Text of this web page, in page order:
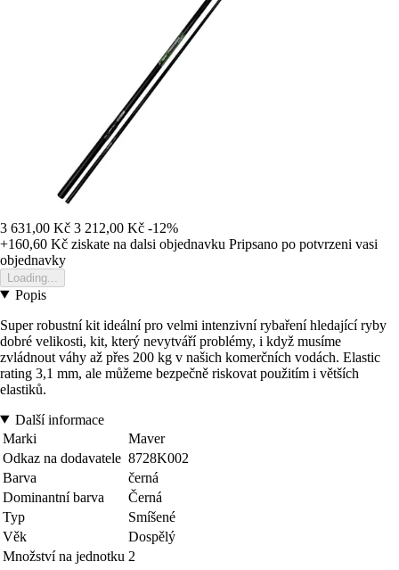
3 631,00 Kč 3 212,00 Kč -12%
+160,60 Kč ziskate na dalsi objednavku Pripsano po potvrzeni vasi
objednavky
Loading...
Popis
Super robustní kit ideální pro velmi intenzivní rybaření hledající ryby
dobré velikosti, kit, který nevytváří problémy, i když musíme
zvládnout váhy až přes 200 kg v našich komerčních vodách. Elastic
rating 3,1 mm, ale můžeme bezpečně riskovat použitím i větších
elastiků.
Další informace
Marki
Maver
Odkaz na dodavatele 8728K002
Barva
černá
Dominantní barva
Černá
Typ
Smíšené
Věk
Dospělý
Množství na jednotku 2